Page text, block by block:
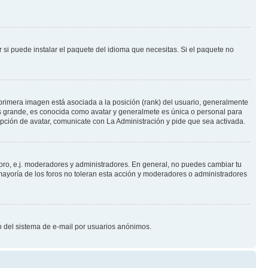
puede instalar el paquete del idioma que necesitas. Si el paquete no
imagen está asociada a la posición (rank) del usuario, generalmente
es conocida como avatar y generalmete es única o personal para
de avatar, comunicate con La Administración y pide que sea activada.
e.j. moderadores y administradores. En general, no puedes cambiar tu
de los foros no toleran esta acción y moderadores o administradores
sistema de e-mail por usuarios anónimos.